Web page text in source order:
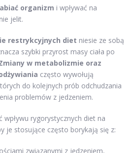
organizm i wpływać na
jelit.
restrykcyjnych diet niesie ze sobą
szybki przyrost masy ciała po
w metabolizmie oraz
często wywołują
do kolejnych prób odchudzania
problemów z jedzeniem.
rygorystycznych diet na
je stosujące często borykają się z:
związanymi z jedzeniem,